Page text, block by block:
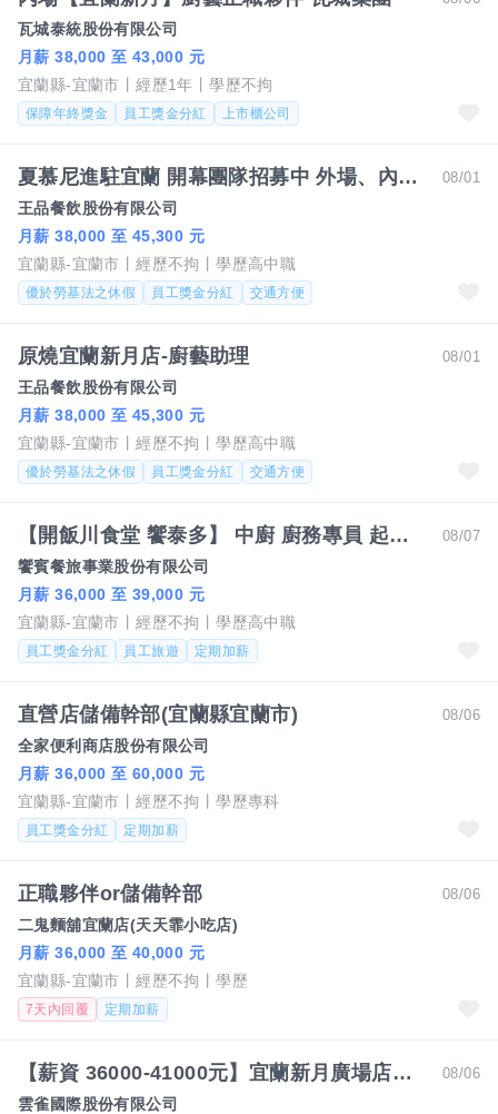
瓦城泰統股份有限公司
月薪 38,000 至 43,000 元
宜蘭縣-宜蘭市
經歷1年 學歷不拘
保障年終獎金 員工獎金分紅 上市櫃公司
08/01
夏慕尼進駐宜蘭 開幕團隊招募中 外場、內場同步徵才
王品餐飲股份有限公司
月薪 38,000 至 45,300 元
宜蘭縣-宜蘭市
經歷不拘 學歷高中職
優於勞基法之休假 員工獎金分紅 交通方便
08/01
原燒宜蘭新月店-廚藝助理
王品餐飲股份有限公司
月薪 38,000 至 45,300 元
宜蘭縣-宜蘭市
經歷不拘 學歷高中職
優於勞基法之休假 員工獎金分紅 交通方便
08/07
【開飯川食堂 饗泰多】 中廚 廚務專員 起薪36K起 歡迎無經驗者加入【宜蘭市】
饗賓餐旅事業股份有限公司
月薪 36,000 至 39,000 元
宜蘭縣-宜蘭市
經歷不拘 學歷高中職
員工獎金分紅 員工旅遊 定期加薪
08/06
直營店儲備幹部(宜蘭縣宜蘭市)
全家便利商店股份有限公司
月薪 36,000 至 60,000 元
宜蘭縣-宜蘭市
經歷不拘 學歷專科
員工獎金分紅 定期加薪
08/06
正職夥伴or儲備幹部
二鬼麵舖宜蘭店(天天霏小吃店)
月薪 36,000 至 40,000 元
宜蘭縣-宜蘭市
經歷不拘 學歷
7天內回覆 定期加薪
08/06
【薪資 36000-41000元】宜蘭新月廣場店【橫濱牛排】內外場正職人員
雲雀國際股份有限公司